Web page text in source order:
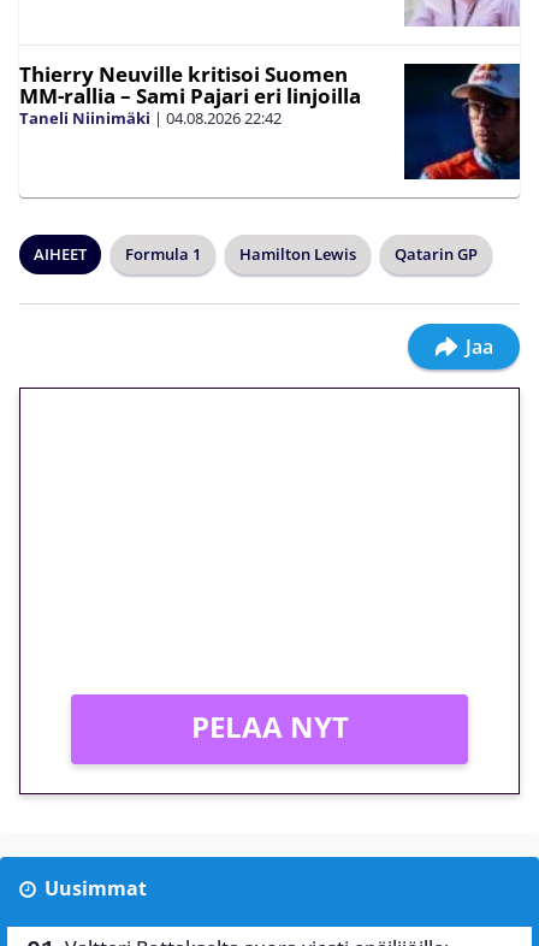
Thierry Neuville kritisoi Suomen
MM-rallia – Sami Pajari eri linjoilla
Taneli Niinimäki | 04.08.202622:42
AIHEET Formula 1 Hamilton Lewis Qatarin GP
Jaa
PELAA NYT
Uusimmat